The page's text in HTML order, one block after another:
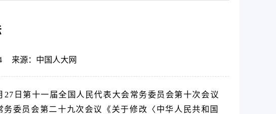
来源：中国人大网
日第十一届全国人民代表大会常务委员会第十次会议
委员会第二十九次会议《关于修改〈中华人民共和国